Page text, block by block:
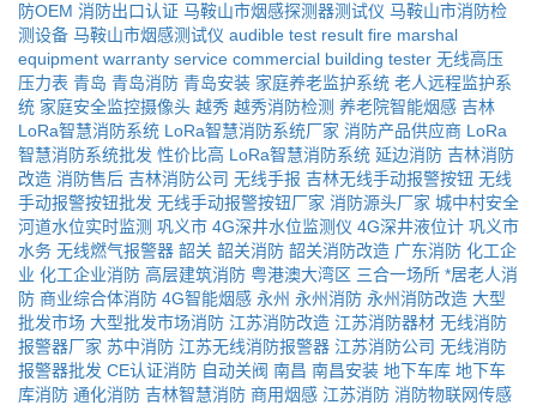
防OEM 消防出口认证 马鞍山市烟感探测器测试仪 马鞍山市消防检
测设备 马鞍山市烟感测试仪 audible test result fire marshal
equipment warranty service commercial building tester 无线高压
压力表 青岛 青岛消防 青岛安装 家庭养老监护系统 老人远程监护系
统 家庭安全监控摄像头 越秀 越秀消防检测 养老院智能烟感 吉林
LoRa智慧消防系统 LoRa智慧消防系统厂家 消防产品供应商 LoRa
智慧消防系统批发 性价比高 LoRa智慧消防系统 延边消防 吉林消防
改造 消防售后 吉林消防公司 无线手报 吉林无线手动报警按钮 无线
手动报警按钮批发 无线手动报警按钮厂家 消防源头厂家 城中村安全
河道水位实时监测 巩义市 4G深井水位监测仪 4G深井液位计 巩义市
水务 无线燃气报警器 韶关 韶关消防 韶关消防改造 广东消防 化工企
业 化工企业消防 高层建筑消防 粤港澳大湾区 三合一场所 *居老人消
防 商业综合体消防 4G智能烟感 永州 永州消防 永州消防改造 大型
批发市场 大型批发市场消防 江苏消防改造 江苏消防器材 无线消防
报警器厂家 苏中消防 江苏无线消防报警器 江苏消防公司 无线消防
报警器批发 CE认证消防 自动关阀 南昌 南昌安装 地下车库 地下车
库消防 通化消防 吉林智慧消防 商用烟感 江苏消防 消防物联网传感